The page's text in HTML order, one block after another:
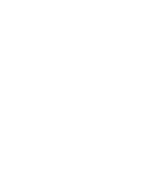
jeweiligen Gemeinde.
Sie die